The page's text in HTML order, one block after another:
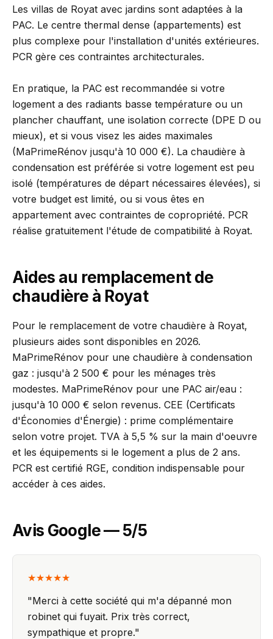
Les villas de Royat avec jardins sont adaptées à la
PAC. Le centre thermal dense (appartements) est
plus complexe pour l'installation d'unités extérieures.
PCR gère ces contraintes architecturales.
En pratique, la PAC est recommandée si votre
logement a des radiants basse température ou un
plancher chauffant, une isolation correcte (DPE D ou
mieux), et si vous visez les aides maximales
(MaPrimeRénov jusqu'à 10 000 €). La chaudière à
condensation est préférée si votre logement est peu
isolé (températures de départ nécessaires élevées), si
votre budget est limité, ou si vous êtes en
appartement avec contraintes de copropriété. PCR
réalise gratuitement l'étude de compatibilité à Royat.
Aides au remplacement de
chaudière à Royat
Pour le remplacement de votre chaudière à Royat,
plusieurs aides sont disponibles en 2026.
MaPrimeRénov pour une chaudière à condensation
gaz : jusqu'à 2 500 € pour les ménages très
modestes. MaPrimeRénov pour une PAC air/eau :
jusqu'à 10 000 € selon revenus. CEE (Certificats
d'Économies d'Énergie) : prime complémentaire
selon votre projet. TVA à 5,5 % sur la main d'oeuvre
et les équipements si le logement a plus de 2 ans.
PCR est certifié RGE, condition indispensable pour
accéder à ces aides.
Avis Google — 5/5
★★★★★
"Merci à cette société qui m'a dépanné mon
robinet qui fuyait. Prix très correct,
sympathique et propre."